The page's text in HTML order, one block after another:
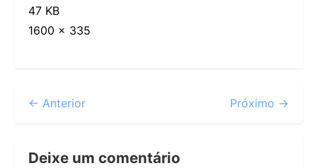
47 KB
1600 × 335
← Anterior Próximo →
Deixe um comentário